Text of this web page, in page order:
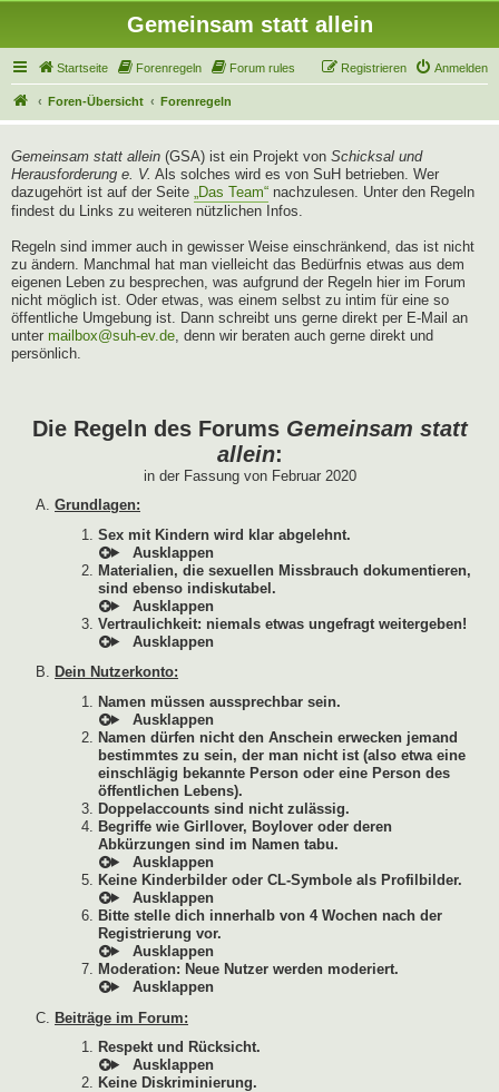
Gemeinsam statt allein
Startseite Forenregeln Forum rules Anmelden
Registrieren
Foren-Übersicht Forenregeln
Gemeinsam statt allein (GSA) ist ein Projekt von Schicksal und
Herausforderung e. V. Als solches wird es von SuH betrieben. Wer
dazugehört ist auf der Seite „Das Team“ nachzulesen. Unter den Regeln
findest du Links zu weiteren nützlichen Infos.
Regeln sind immer auch in gewisser Weise einschränkend, das ist nicht
zu ändern. Manchmal hat man vielleicht das Bedürfnis etwas aus dem
eigenen Leben zu besprechen, was aufgrund der Regeln hier im Forum
nicht möglich ist. Oder etwas, was einem selbst zu intim für eine so
öffentliche Umgebung ist. Dann schreibt uns gerne direkt per E-Mail an
unter mailbox@suh-ev.de, denn wir beraten auch gerne direkt und
persönlich.
Die Regeln des Forums Gemeinsam statt
allein:
in der Fassung von Februar 2020
Grundlagen:
Sex mit Kindern wird klar abgelehnt.
Materialien, die sexuellen Missbrauch dokumentieren,
sind ebenso indiskutabel.
Vertraulichkeit: niemals etwas ungefragt weitergeben!
Dein Nutzerkonto:
Namen müssen aussprechbar sein.
Namen dürfen nicht den Anschein erwecken jemand
bestimmtes zu sein, der man nicht ist (also etwa eine
einschlägig bekannte Person oder eine Person des
öffentlichen Lebens).
Doppelaccounts sind nicht zulässig.
Begriffe wie Girllover, Boylover oder deren
Abkürzungen sind im Namen tabu.
Keine Kinderbilder oder CL-Symbole als Profilbilder.
Bitte stelle dich innerhalb von 4 Wochen nach der
Registrierung vor.
Moderation: Neue Nutzer werden moderiert.
Beiträge im Forum:
Respekt und Rücksicht.
Keine Diskriminierung.